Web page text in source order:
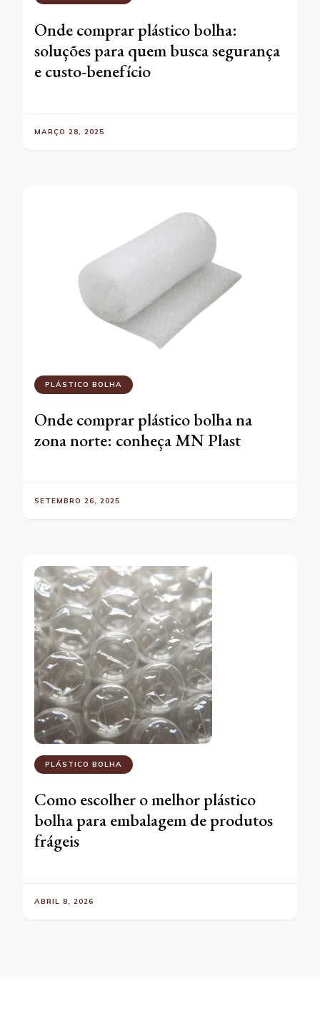
Onde comprar plástico bolha:
soluções para quem busca segurança
e custo-benefício
MARÇO 28, 2025
PLÁSTICO BOLHA
Onde comprar plástico bolha na
zona norte: conheça MN Plast
SETEMBRO 26, 2025
PLÁSTICO BOLHA
Como escolher o melhor plástico
bolha para embalagem de produtos
frágeis
ABRIL 8, 2026